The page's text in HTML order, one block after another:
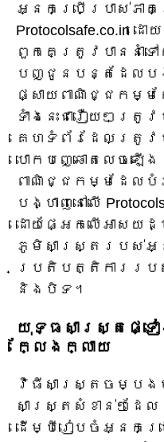
អ្នកប្រើប្រាស់ភាគ
Protocolsafe.co.in
ពួកគេត្រូវបាននាំទៅ
បញ្ជូនបន្តដែលប
ផ្សាយពាណិជ្ជកម្ម
ទាំងនេះជារឿយៗត្
គេហទំព័រដែលត្រូ
បោកបញ្ឆោតលេចឡើ
ពាណិជ្ជកម្មដែលបំ
បង្ហាញនៅលើ
ដោយផ្អែកលើអាសយដ្
ភូមិសាស្ត្ររបស់អ្
ប្រតិបត្តិការរបស់វ
និងបិទ។
យុទ្ធសាស្ត្រផ្ទៀង
ក្លែងក្លាយ
វិធីសាស្រ្តចម្ប
សាស្ត្រសំខាន់ៗដែល
ដើម្បីរៀបចំអ្នកប្